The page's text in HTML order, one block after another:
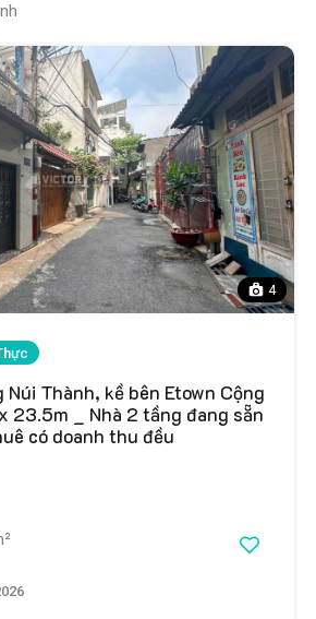
4
Núi Thành, kề bên Etown Cộng
23.5m _ Nhà 2 tầng đang sẵn
có doanh thu đều